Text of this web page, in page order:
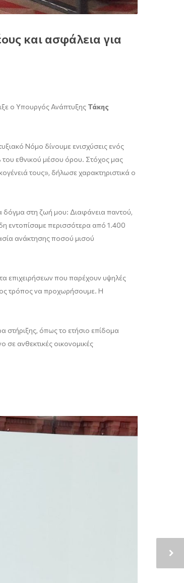
και ασφάλεια για
ο Υπουργός Ανάπτυξης Τάκης
Νόμο δίνουμε ενισχύσεις ενός
του εθνικού μέσου όρου. Στόχος μας
τους», δήλωσε χαρακτηριστικά ο
δόγμα στη ζωή μου: Διαφάνεια παντού,
εντοπίσαμε περισσότερα από 1.400
ανάκτησης ποσού μισού
επιχειρήσεων που παρέχουν υψηλές
τρόπος να προχωρήσουμε. Η
στήριξης, όπως το ετήσιο επίδομα
ανθεκτικές οικονομικές